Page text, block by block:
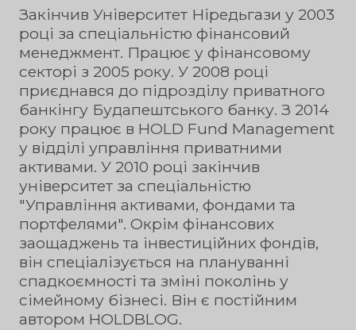
Закінчив Університет Ніредьгази у 2003
році за спеціальністю фінансовий
менеджмент. Працює у фінансовому
секторі з 2005 року. У 2008 році
приєднався до підрозділу приватного
банкінгу Будапештського банку. З 2014
року працює в HOLD Fund Management
у відділі управління приватними
активами. У 2010 році закінчив
університет за спеціальністю
"Управління активами, фондами та
портфелями". Окрім фінансових
заощаджень та інвестиційних фондів,
він спеціалізується на плануванні
спадкоємності та зміні поколінь у
сімейному бізнесі. Він є постійним
автором HOLDBLOG.